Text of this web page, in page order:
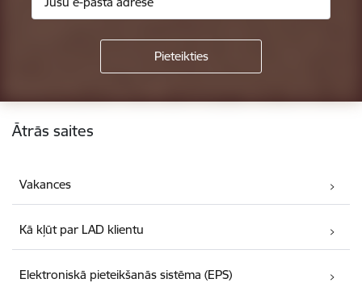
Kājene
Ātrās saites
Vakances
Kā kļūt par LAD klientu
Elektroniskā pieteikšanās sistēma (EPS)